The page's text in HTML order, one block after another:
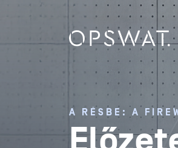
A RÉSBE: A